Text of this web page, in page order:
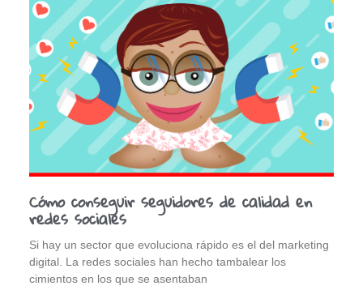
Cómo conseguir seguidores de calidad en
redes sociales
Si hay un sector que evoluciona rápido es el del marketing
digital. La redes sociales han hecho tambalear los
cimientos en los que se asentaban